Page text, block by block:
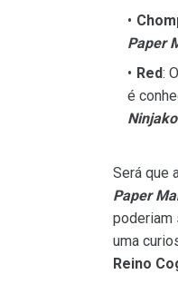
Paper
Red:
é
Será que
Paper
poderiam
uma
Reino